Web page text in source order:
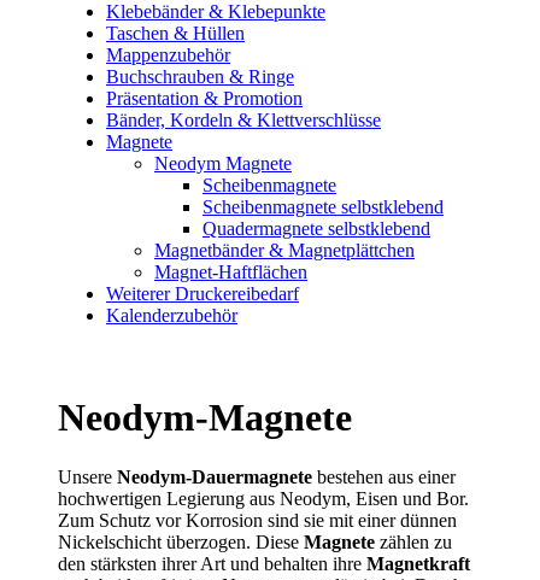
Klebebänder & Klebepunkte
Taschen & Hüllen
Mappenzubehör
Buchschrauben & Ringe
Präsentation & Promotion
Bänder, Kordeln & Klettverschlüsse
Magnete
Neodym Magnete
Scheibenmagnete
Scheibenmagnete selbstklebend
Quadermagnete selbstklebend
Magnetbänder & Magnetplättchen
Magnet-Haftflächen
Weiterer Druckereibedarf
Kalenderzubehör
Neodym-Magnete
Unsere Neodym-Dauermagnete bestehen aus einer
hochwertigen Legierung aus Neodym, Eisen und Bor.
Zum Schutz vor Korrosion sind sie mit einer dünnen
Nickelschicht überzogen. Diese Magnete zählen zu
den stärksten ihrer Art und behalten ihre Magnetkraft